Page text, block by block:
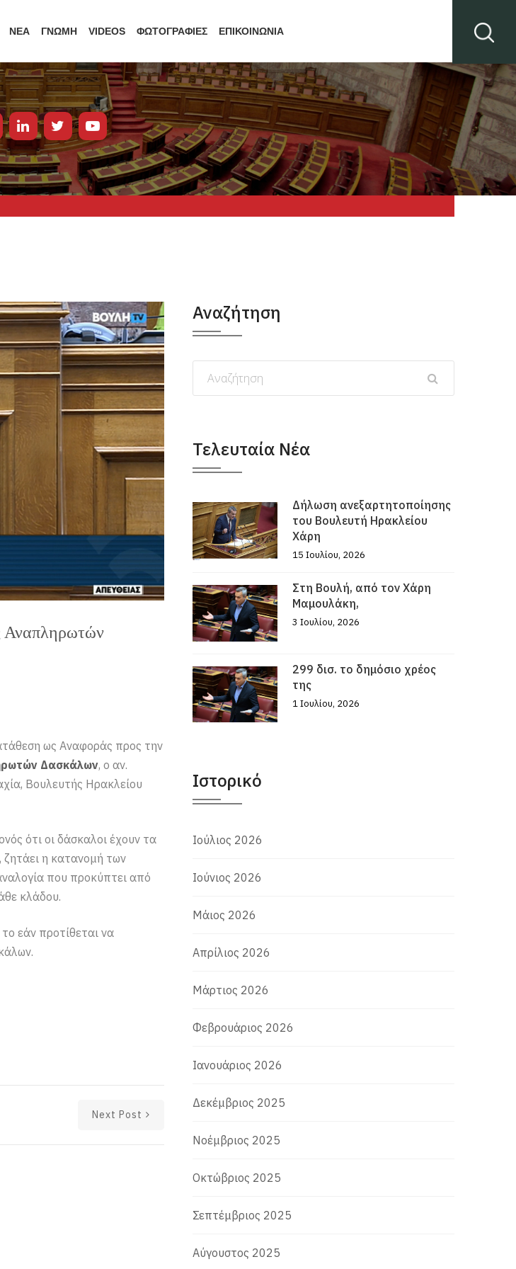
ΝΕΑ ΓΝΩΜΗ VIDEOS ΦΩΤΟΓΡΑΦΙΕΣ ΕΠΙΚΟΙΝΩΝΙΑ
Αναπληρωτών
ως Αναφοράς προς την
Δασκάλων, ο αν.
Βουλευτής Ηρακλείου
ότι οι δάσκαλοι έχουν τα
ζητάει η κατανομή των
που προκύπτει από
κλάδου.
εάν προτίθεται να
Next Post
Αναζήτηση
Τελευταία Νέα
Δήλωση ανεξαρτητοποίησης
του Βουλευτή Ηρακλείου
Χάρη
15 Ιουλίου, 2026
Στη Βουλή, από τον Χάρη
Μαμουλάκη,
3 Ιουλίου, 2026
299 δισ. το δημόσιο χρέος
της
1 Ιουλίου, 2026
Ιστορικό
Ιούλιος 2026
Ιούνιος 2026
Μάιος 2026
Απρίλιος 2026
Μάρτιος 2026
Φεβρουάριος 2026
Ιανουάριος 2026
Δεκέμβριος 2025
Νοέμβριος 2025
Οκτώβριος 2025
Σεπτέμβριος 2025
Αύγουστος 2025